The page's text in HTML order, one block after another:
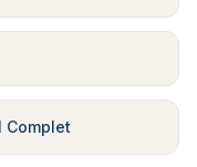
Complet